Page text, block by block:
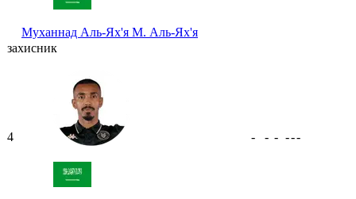
Муханнад Аль-Ях'я М. Аль-Ях'я
захисник
4 - - - ---